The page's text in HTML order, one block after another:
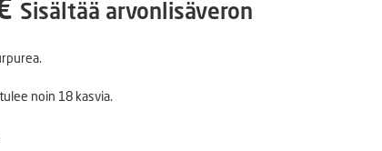
Puutarhatyökalut
Sisältää arvonlisäveron
noin 18 kasvia.